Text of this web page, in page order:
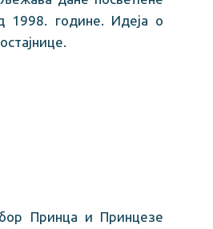
1998. године. Идеја о
Принца и Принцезе